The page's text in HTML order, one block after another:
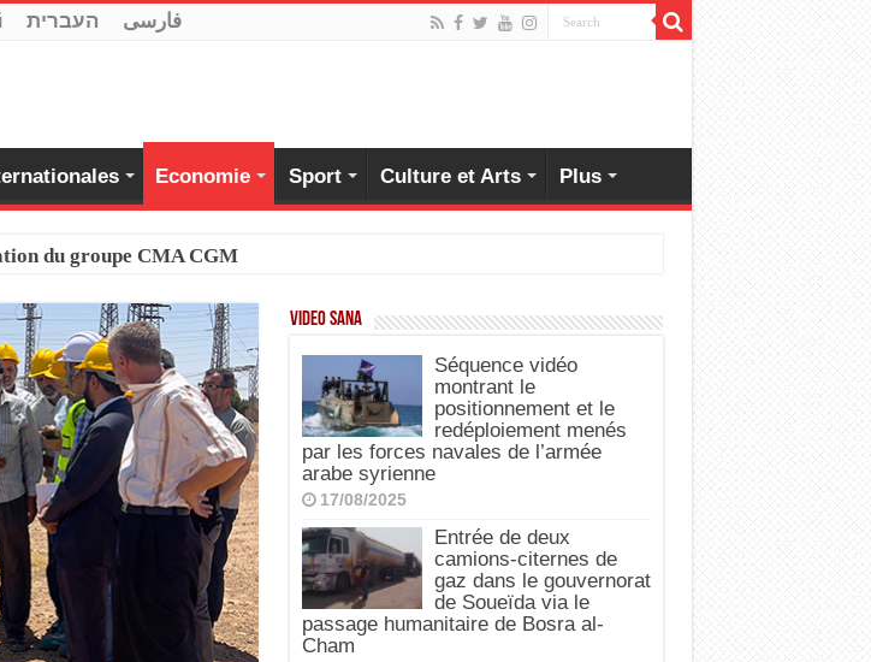
העברית فارسی
Economie Sport Culture et Arts Plus
du groupe CMA CGM
Video SANA
Séquence vidéo
montrant le
positionnement et le
redéploiement menés
par les forces navales de l’armée
arabe syrienne
17/08/2025
Entrée de deux
camions-citernes de
gaz dans le gouvernorat
de Soueïda via le
passage humanitaire de Bosra al-
Cham